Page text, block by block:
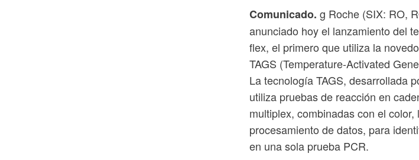
Comunicado. g Roche (SIX: RO,
anunciado hoy el lanzamiento del
flex, el primero que utiliza la
TAGS (Temperature-Activated
La tecnología TAGS, desarrollada
utiliza pruebas de reacción en
multiplex, combinadas con el
procesamiento de datos, para
en una sola prueba PCR.